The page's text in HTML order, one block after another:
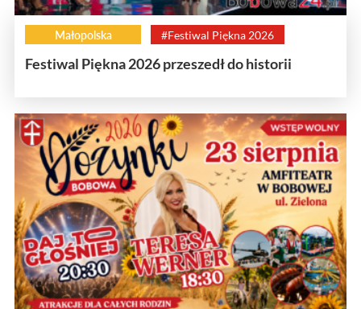
Małopolska #Festiwal Piękna 2026
Festiwal Piękna 2026 przeszedł do historii